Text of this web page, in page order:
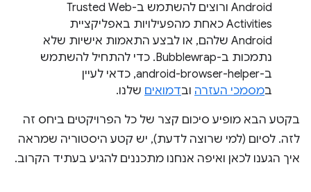
Android ורוצים להשתמש ב-Trusted Web
Activities כאחת מהפעילויות באפליקציית
Android שלהם, או לבצע התאמות אישיות שלא
נתמכות ב-Bubblewrap. כדי להתחיל להשתמש
ב-android-browser-helper, כדאי לעיין
במסמכי העזרה ובדמואים שלנו.
בקטע הבא מופיע סיכום קצר של כל הפרויקטים ביחס זה
לזה. לסיום (למי שרוצה לדעת), יש קטע היסטוריה שמראה
איך הגענו לכאן ואיפה אנחנו מתכננים להגיע בעתיד הקרוב.